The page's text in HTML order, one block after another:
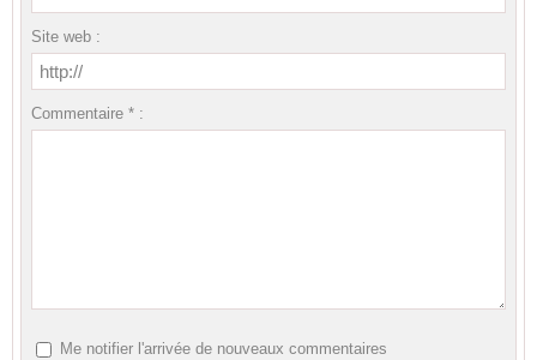
Site web :
Commentaire * :
Me notifier l'arrivée de nouveaux commentaires